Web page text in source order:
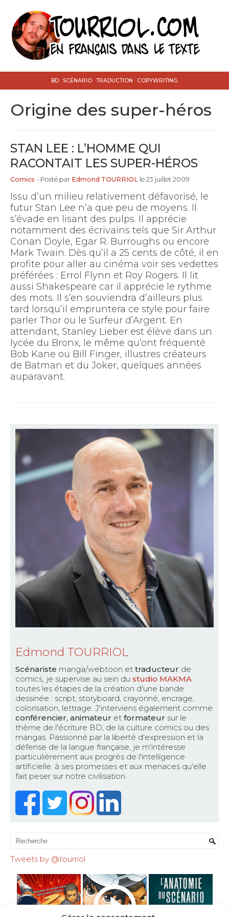
BD SCÉNARIO TRADUCTION COPYWRITING
origine des super-héros
STAN LEE : L’HOMME QUI
RACONTAIT LES SUPER-HÉROS
Comics - Posté par Edmond TOURRIOL le 23 juillet 2009
Issu d’un milieu relativement défavorisé, le
futur Stan Lee n’a que peu de moyens. Il
s’évade en lisant des pulps. Il apprécie
notamment des écrivains tels que Sir Arthur
Conan Doyle, Egar R. Burroughs ou encore
Mark Twain. Dès qu’il a 25 cents de côté, il en
profite pour aller au cinéma voir ses vedettes
préférées : Errol Flynn et Roy Rogers. Il lit
aussi Shakespeare car il apprécie le rythme
des mots. Il s’en souviendra d’ailleurs plus
tard lorsqu’il empruntera ce style pour faire
parler Thor ou le Surfeur d’Argent. En
attendant, Stanley Lieber est élève dans un
lycée du Bronx, le même qu’ont fréquenté
Bob Kane ou Bill Finger, illustres créateurs
de Batman et du Joker, quelques années
auparavant.
Edmond TOURRIOL
Scénariste manga/webtoon et traducteur de
comics, je supervise au sein du studio MAKMA
toutes les étapes de la création d'une bande
dessinée : script, storyboard, crayonné, encrage,
colorisation, lettrage. J'interviens également comme
conférencier, animateur et formateur sur le
thème de l'écriture BD, de la culture comics ou des
mangas. Passionné par la liberté d'expression et la
défense de la langue française, je m'intéresse
particulièrement aux progrès de l'intelligence
artificielle. à ses promesses et aux menaces qu'elle
fait peser sur notre civilisation.
Tweets by @tourriol